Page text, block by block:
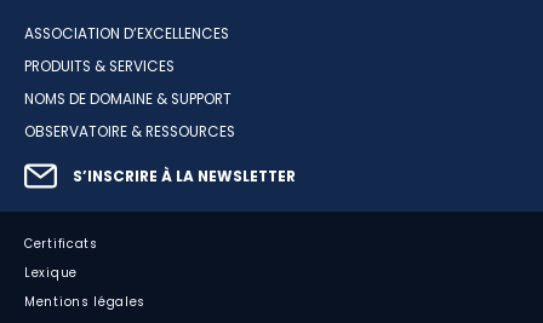
ASSOCIATION D’EXCELLENCES
PRODUITS & SERVICES
NOMS DE DOMAINE & SUPPORT
OBSERVATOIRE & RESSOURCES
S’INSCRIRE À LA NEWSLETTER
Certificats
Lexique
Mentions légales